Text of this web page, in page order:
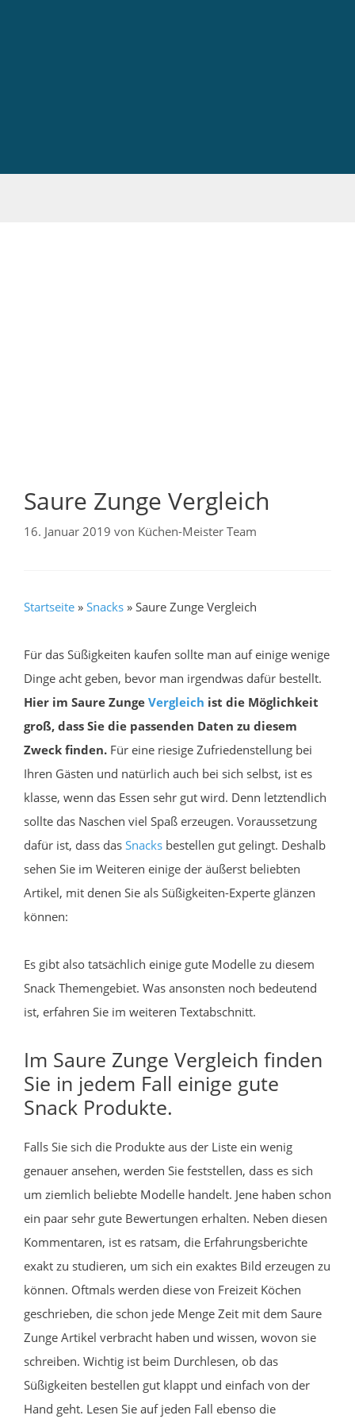
Saure Zunge Vergleich
16. Januar 2019 von Küchen-Meister Team
Startseite » Snacks » Saure Zunge Vergleich
Für das Süßigkeiten kaufen sollte man auf einige wenige
Dinge acht geben, bevor man irgendwas dafür bestellt.
Hier im Saure Zunge Vergleich ist die Möglichkeit
groß, dass Sie die passenden Daten zu diesem
Zweck finden. Für eine riesige Zufriedenstellung bei
Ihren Gästen und natürlich auch bei sich selbst, ist es
klasse, wenn das Essen sehr gut wird. Denn letztendlich
sollte das Naschen viel Spaß erzeugen. Voraussetzung
dafür ist, dass das Snacks bestellen gut gelingt. Deshalb
sehen Sie im Weiteren einige der äußerst beliebten
Artikel, mit denen Sie als Süßigkeiten-Experte glänzen
können:
Es gibt also tatsächlich einige gute Modelle zu diesem
Snack Themengebiet. Was ansonsten noch bedeutend
ist, erfahren Sie im weiteren Textabschnitt.
Im Saure Zunge Vergleich finden
Sie in jedem Fall einige gute
Snack Produkte.
Falls Sie sich die Produkte aus der Liste ein wenig
genauer ansehen, werden Sie feststellen, dass es sich
um ziemlich beliebte Modelle handelt. Jene haben schon
ein paar sehr gute Bewertungen erhalten. Neben diesen
Kommentaren, ist es ratsam, die Erfahrungsberichte
exakt zu studieren, um sich ein exaktes Bild erzeugen zu
können. Oftmals werden diese von Freizeit Köchen
geschrieben, die schon jede Menge Zeit mit dem Saure
Zunge Artikel verbracht haben und wissen, wovon sie
schreiben. Wichtig ist beim Durchlesen, ob das
Süßigkeiten bestellen gut klappt und einfach von der
Hand geht. Lesen Sie auf jeden Fall ebenso die